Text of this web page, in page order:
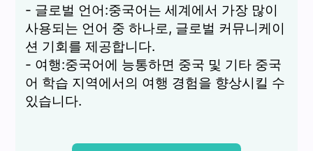
- 글로벌 언어:중국어는 세계에서 가장 많이
사용되는 언어 중 하나로, 글로벌 커뮤니케이
션 기회를 제공합니다.
- 여행:중국어에 능통하면 중국 및 기타 중국
어 학습 지역에서의 여행 경험을 향상시킬 수
있습니다.